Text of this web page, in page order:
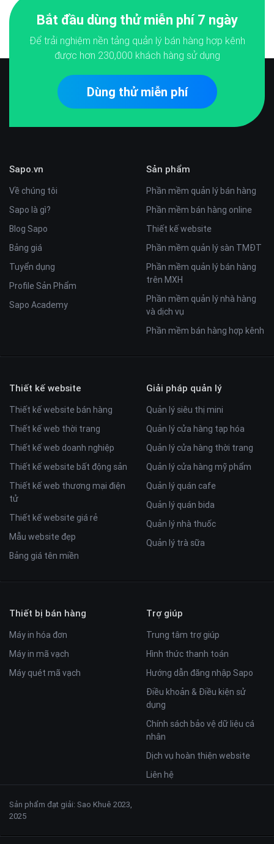
Bắt đầu dùng thử miễn phí 7 ngày
Để trải nghiệm nền tảng quản lý bán hàng hợp kênh
được hơn 230,000 khách hàng sử dụng
Dùng thử miễn phí
Sapo.vn
Về chúng tôi
Sapo là gì?
Blog Sapo
Bảng giá
Tuyển dụng
Profile Sản Phẩm
Sapo Academy
Sản phẩm
Phần mềm quản lý bán hàng
Phần mềm bán hàng online
Thiết kế website
Phần mềm quản lý sàn TMĐT
Phần mềm quản lý bán hàng
trên MXH
Phần mềm quản lý nhà hàng
và dịch vụ
Phần mềm bán hàng hợp kênh
Thiết kế website
Thiết kế website bán hàng
Thiết kế web thời trang
Thiết kế web doanh nghiệp
Thiết kế website bất động sản
Thiết kế web thương mại điện
tử
Thiết kế website giá rẻ
Mẫu website đẹp
Bảng giá tên miền
Giải pháp quản lý
Quản lý siêu thị mini
Quản lý cửa hàng tạp hóa
Quản lý cửa hàng thời trang
Quản lý cửa hàng mỹ phẩm
Quản lý quán cafe
Quản lý quán bida
Quản lý nhà thuốc
Quản lý trà sữa
Thiết bị bán hàng
Máy in hóa đơn
Máy in mã vạch
Máy quét mã vạch
Trợ giúp
Trung tâm trợ giúp
Hình thức thanh toán
Hướng dẫn đăng nhập Sapo
Điều khoản & Điều kiện sử
dụng
Chính sách bảo vệ dữ liệu cá
nhân
Dịch vụ hoàn thiện website
Liên hệ
Sản phẩm đạt giải: Sao Khuê 2023,
2025